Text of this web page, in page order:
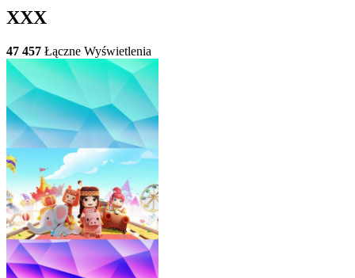
XXX
47 457 Łączne Wyświetlenia